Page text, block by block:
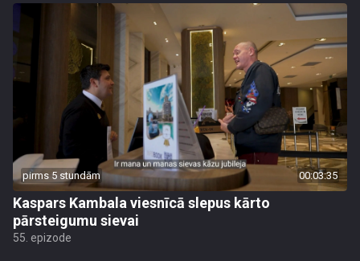
pirms 5 stundām 00:03:35
Kaspars Kambala viesnīcā slepus kārto
pārsteigumu sievai
55. epizode